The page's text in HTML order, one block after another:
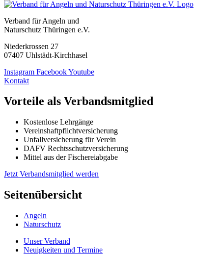
Verband für Angeln und
Naturschutz Thüringen e.V.
Niederkrossen 27
07407 Uhlstädt-Kirchhasel
Instagram FacebookYoutube
Kontakt
Vorteile als Verbandsmitglied
Kostenlose Lehrgänge
Vereinshaftpflichtversicherung
Unfallversicherung für Verein
DAFV Rechtsschutzversicherung
Mittel aus der Fischereiabgabe
Jetzt Verbandsmitglied werden
Seitenübersicht
Angeln
Naturschutz
Unser Verband
Neuigkeiten und Termine